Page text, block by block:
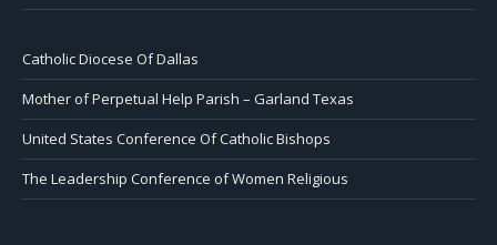
Catholic Diocese Of Dallas
Mother of Perpetual Help Parish – Garland Texas
United States Conference Of Catholic Bishops
The Leadership Conference of Women Religious